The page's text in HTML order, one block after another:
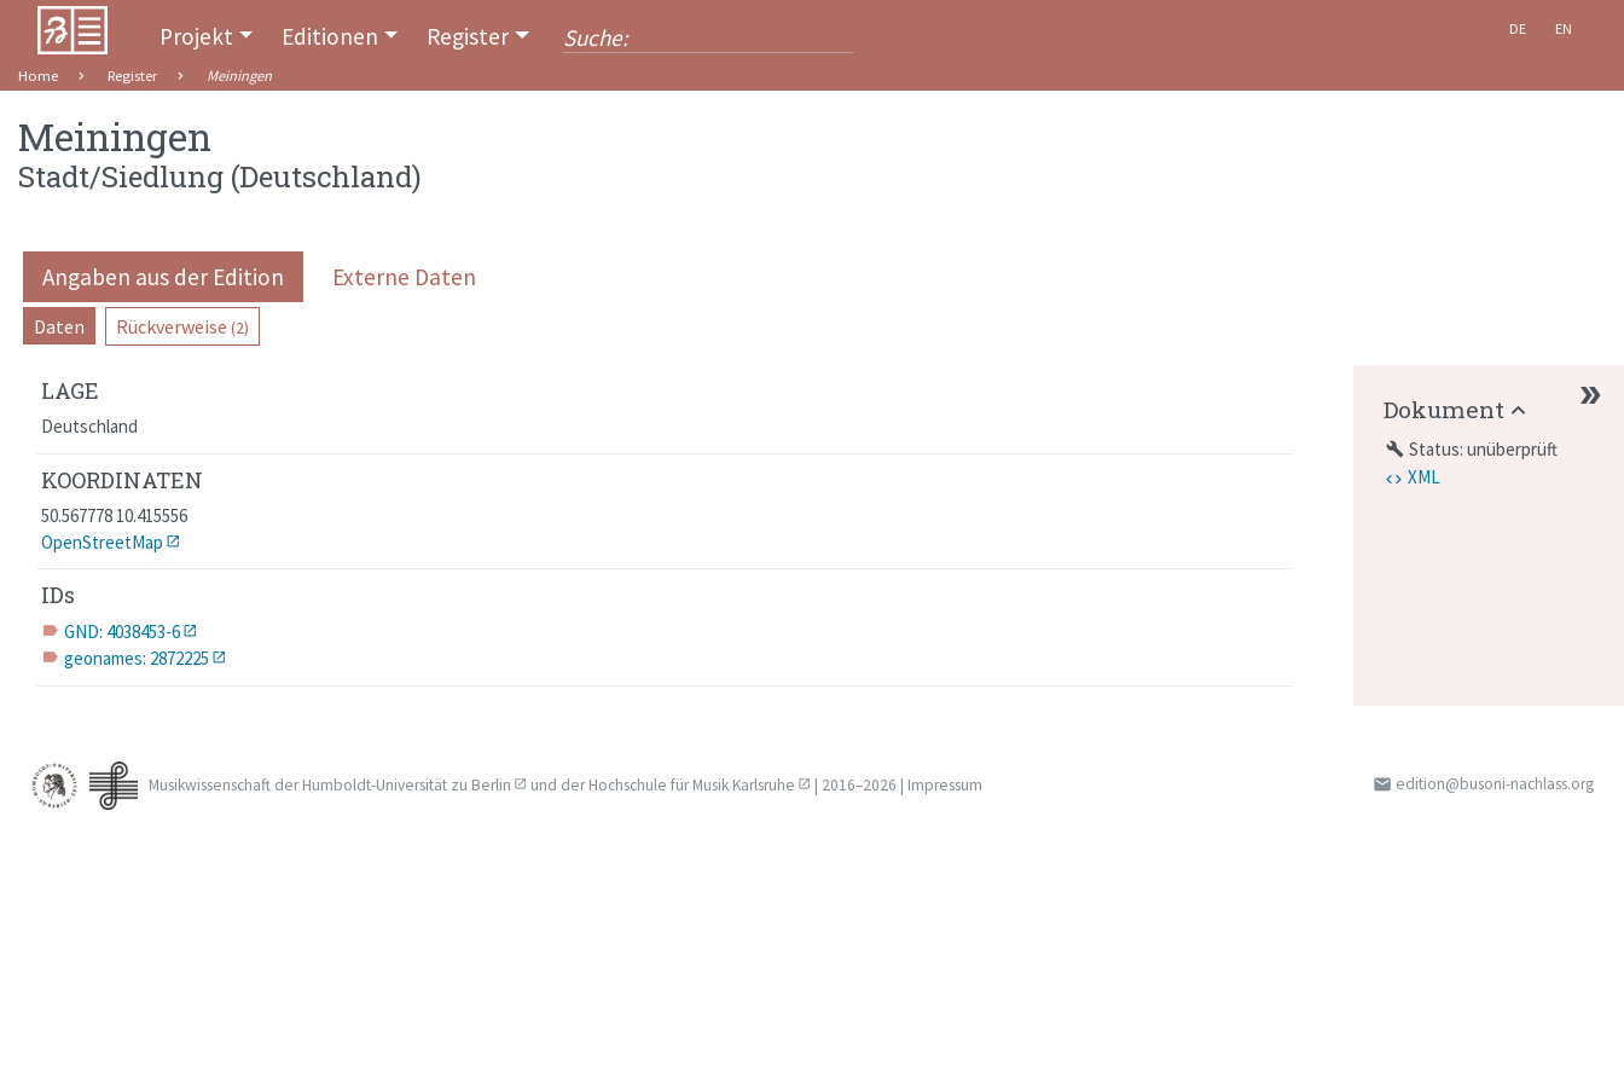
Projekt Editionen Register DE EN
Home Register Meiningen
Meiningen
Stadt/Siedlung (Deutschland)
Angaben aus der Edition Externe Daten
Daten Rückverweise (2)
LAGE
Deutschland
KOORDINATEN
50.567778 10.415556
OpenStreetMap
IDs
label GND: 4038453-6
label geonames: 2872225
Dokument
build Status: unüberprüft
XML
Musikwissenschaft derHumboldt-Universität zu Berlin und derHochschule für Musik Karlsruhe | 2016–2026 | Impressum email edition@busoni-nachlass.org